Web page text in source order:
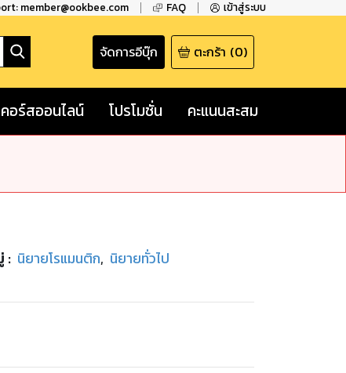
member@ookbee.com FAQ เข้าสู่ระบบ
จัดการอีบุ๊ก ตะกร้า (0)
คอร์สออนไลน์ โปรโมชั่น คะแนนสะสม
: นิยายโรแมนติก, นิยายทั่วไป